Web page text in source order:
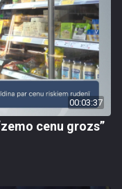
00:03:37
cenu grozs”